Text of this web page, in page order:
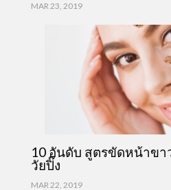
MAR 23, 2019
10 อันดับ สูตรขัดหน้าขา
วัยปิ๊ง
MAR 22, 2019